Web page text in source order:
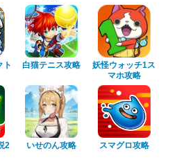
ト
白猫テニス攻略
妖怪ウォッチ1ス
マホ攻略
2
いせのん攻略 スマグロ攻略